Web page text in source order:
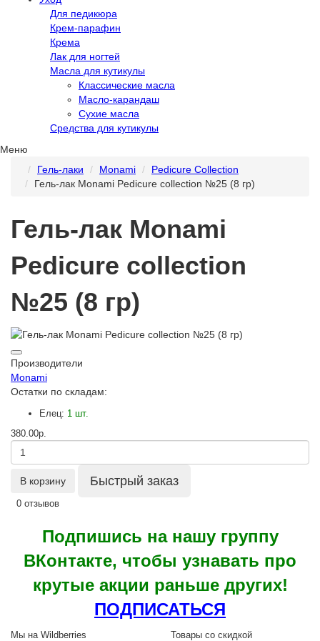
Для педикюра
Крем-парафин
Крема
Лак для ногтей
Масла для кутикулы
Классические масла
Масло-карандаш
Сухие масла
Средства для кутикулы
Меню
Гель-лаки
Monami
Pedicure Collection
Гель-лак Monami Pedicure collection №25 (8 гр)
Гель-лак Monami
Pedicure collection
№25 (8 гр)
Производители
Monami
Остатки по складам:
Елец: 1 шт.
380.00р.
В корзину Быстрый заказ
0 отзывов
Подпишись на нашу группу
ВКонтакте, чтобы узнавать про
крутые акции раньше других!
ПОДПИСАТЬСЯ
Мы на Wildberries
Товары со скидкой